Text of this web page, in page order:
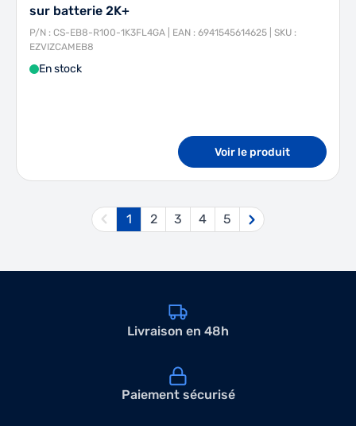
sur batterie 2K+
P/N : CS-EB8-R100-1K3FL4GA | EAN : 6941545614625 | SKU :
EZVIZCAMEB8
En stock
Voir le produit
Vous lisez actuellement la page
1
Page
2
Page
3
Page
4
Page
5
Livraison en 48h
Paiement sécurisé